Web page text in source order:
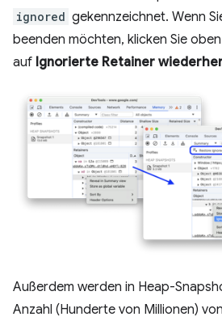
ignored gekennzeichnet. Wenn
beenden möchten, klicken Sie
auf Ignorierte Retainer
Außerdem werden in Heap-
Anzahl (Hunderte von Millionen)